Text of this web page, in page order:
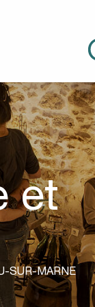
et
SUR-MARNE